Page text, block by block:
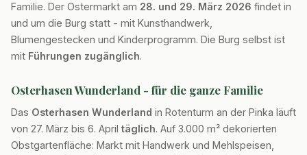
Familie. Der Ostermarkt am 28. und 29. März 2026 findet in
und um die Burg statt - mit Kunsthandwerk,
Blumengestecken und Kinderprogramm. Die Burg selbst ist
mit Führungen zugänglich.
Osterhasen Wunderland - für die ganze Familie
Das Osterhasen Wunderland in Rotenturm an der Pinka läuft
von 27. März bis 6. April täglich. Auf 3.000 m² dekorierten
Obstgartenfläche: Markt mit Handwerk und Mehlspeisen,